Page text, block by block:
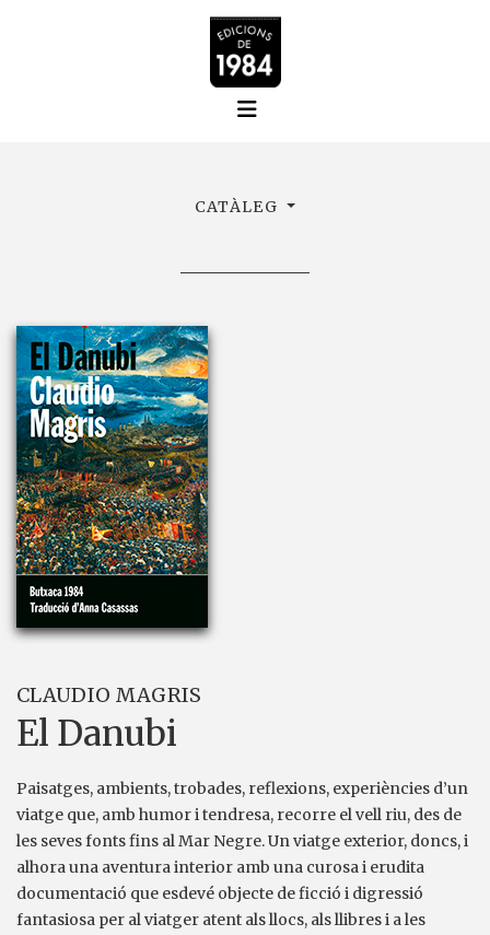
CATÀLEG
CLAUDIO MAGRIS
El Danubi
Paisatges, ambients, trobades, reflexions, experiències d’un
viatge que, amb humor i tendresa, recorre el vell riu, des de
les seves fonts fins al Mar Negre. Un viatge exterior, doncs, i
alhora una aventura interior amb una curosa i erudita
documentació que esdevé objecte de ficció i digressió
fantasiosa per al viatger atent als llocs, als llibres i a les